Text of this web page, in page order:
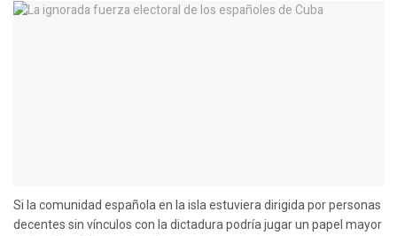
Si la comunidad española en la isla estuviera dirigida por personas
decentes sin vínculos con la dictadura podría jugar un papel mayor